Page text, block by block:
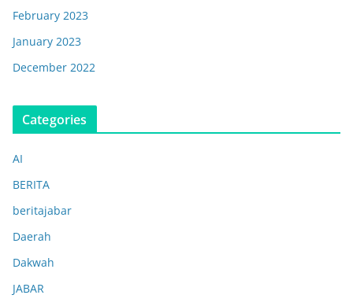
February 2023
January 2023
December 2022
Categories
AI
BERITA
beritajabar
Daerah
Dakwah
JABAR